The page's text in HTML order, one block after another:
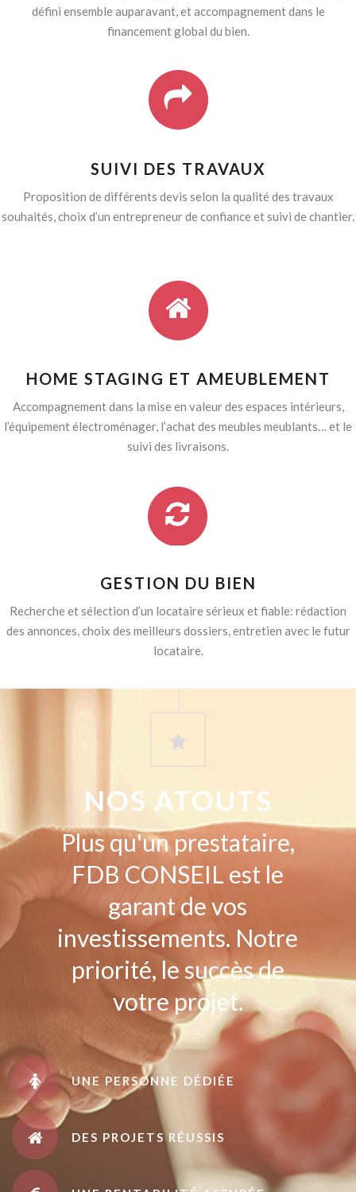
défini ensemble auparavant, et accompagnement dans le
financement global du bien.
SUIVI DES TRAVAUX
Proposition de différents devis selon la qualité des travaux
souhaités, choix d’un entrepreneur de confiance et suivi de chantier.
HOME STAGING ET AMEUBLEMENT
Accompagnement dans la mise en valeur des espaces intérieurs,
l’équipement électroménager, l’achat des meubles meublants… et le
suivi des livraisons.
GESTION DU BIEN
Recherche et sélection d’un locataire sérieux et fiable: rédaction
des annonces, choix des meilleurs dossiers, entretien avec le futur
locataire.
NOS ATOUTS
Plus qu'un prestataire,
FDB CONSEIL est le
garant de vos
investissements. Notre
priorité, le succès de
votre projet.
UNE PERSONNE DÉDIÉE
DES PROJETS RÉUSSIS